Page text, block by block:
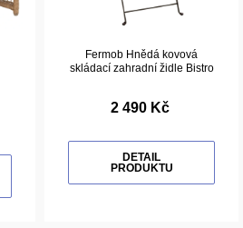
Fermob Hnědá kovová
skládací zahradní židle Bistro
2 490 Kč
DETAIL
PRODUKTU